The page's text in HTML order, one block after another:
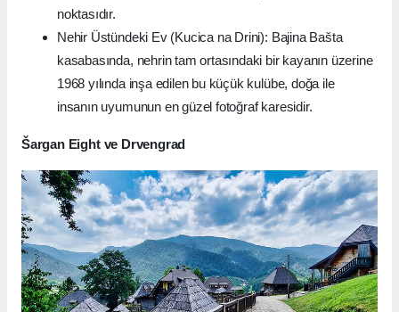
noktasıdır.
Nehir Üstündeki Ev (Kucica na Drini): Bajina Bašta
kasabasında, nehrin tam ortasındaki bir kayanın üzerine
1968 yılında inşa edilen bu küçük kulübe, doğa ile
insanın uyumunun en güzel fotoğraf karesidir.
Šargan Eight ve Drvengrad